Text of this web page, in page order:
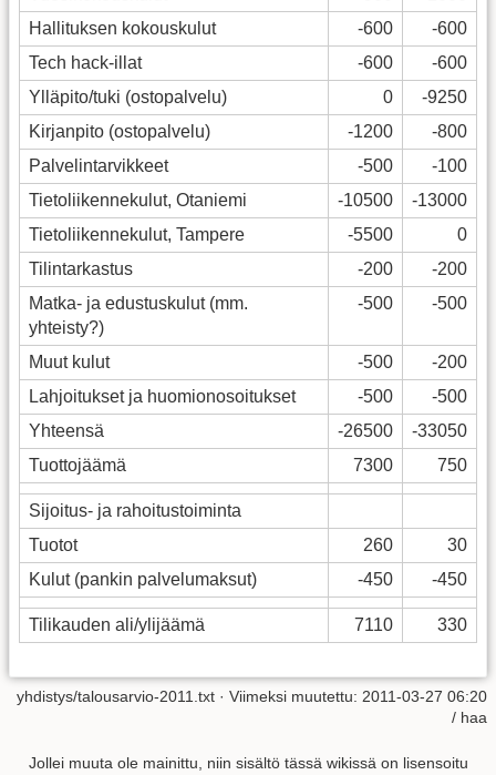
Hallituksen kokouskulut
-600
-600
Tech hack-illat
-600
-600
Ylläpito/tuki (ostopalvelu)
0
-9250
Kirjanpito (ostopalvelu)
-1200
-800
Palvelintarvikkeet
-500
-100
Tietoliikennekulut, Otaniemi
-10500
-13000
Tietoliikennekulut, Tampere
-5500
0
Tilintarkastus
-200
-200
Matka- ja edustuskulut (mm.
yhteisty?)
-500 -500
Muut kulut -500
-200
Lahjoitukset ja huomionosoitukset
-500
-500
Yhteensä
-26500
-33050
Tuottojäämä
7300 750
Sijoitus- ja rahoitustoiminta
Tuotot
260
30
Kulut (pankin palvelumaksut)
-450 -450
Tilikauden ali/ylijäämä 7110 330
yhdistys/talousarvio-2011.txt · Viimeksi muutettu: 2011-03-27 06:20
/ haa
Jollei muuta ole mainittu, niin sisältö tässä wikissä on lisensoitu